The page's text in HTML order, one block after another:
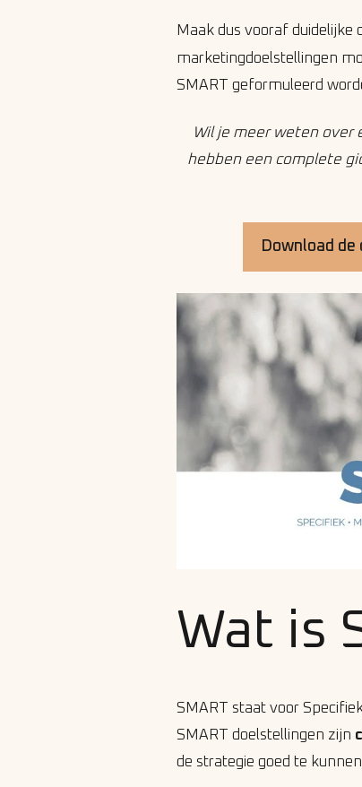
Maak dus vooraf duidelijke
marketingdoelstellingen
SMART geformuleerd
Wil je meer weten
hebben een complete
Download
Wat is
SMART staat voor
SMART doelstellingen zijn
de strategie goed te